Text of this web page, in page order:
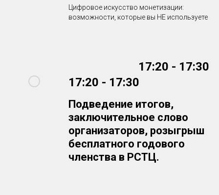
Цифровое искусство монетизации:
возможности, которые вы НЕ используете
17:20 - 17:30
17:20 - 17:30
Подведение итогов,
заключительное слово
организаторов, розыгрыш
бесплатного годового
членства в РСТЦ.